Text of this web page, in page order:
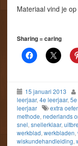
Materiaal vind je op
Sharing = caring
15 januari 2013
leerjaar,4e leerjaar,
leerjaar
extra
methode,nederlands
snel,snellerklaar,
werkblad,werkbladen,
wiskundehandleiding,